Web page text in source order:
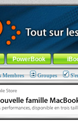
-Aller au menu de
PowerBook
Membres Groupes